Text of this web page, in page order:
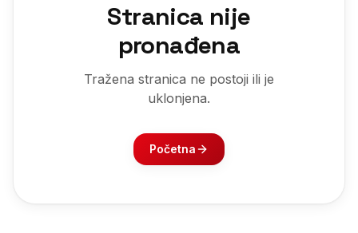
Stranica nije
pronađena
Tražena stranica ne postoji ili je
uklonjena.
Početna